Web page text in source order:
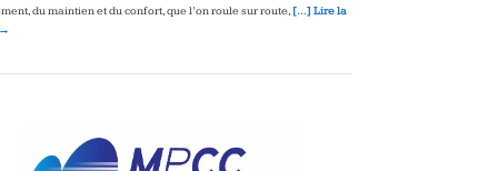
du maintien et du confort, que l’on roule sur route, […] Lire la